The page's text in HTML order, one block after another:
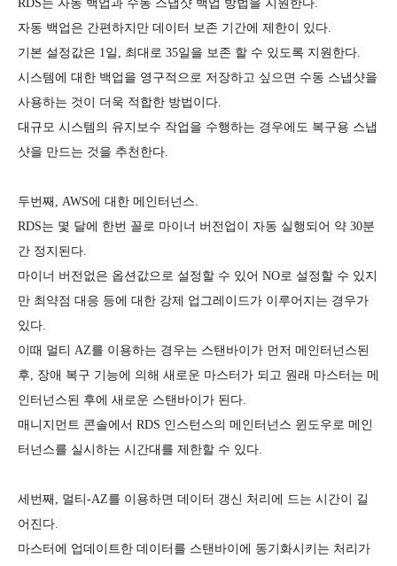
RDS는 자동 백업과 수동 스냅샷 백업 방법을 지원한다.
자동 백업은 간편하지만 데이터 보존 기간에 제한이 있다.
기본 설정값은 1일, 최대로 35일을 보존 할 수 있도록 지원한다.
시스템에 대한 백업을 영구적으로 저장하고 싶으면 수동 스냅샷을
사용하는 것이 더욱 적합한 방법이다.
대규모 시스템의 유지보수 작업을 수행하는 경우에도 복구용 스냅
샷을 만드는 것을 추천한다.
두번째, AWS에 대한 메인터넌스.
RDS는 몇 달에 한번 꼴로 마이너 버전업이 자동 실행되어 약 30분
간 정지된다.
마이너 버전없은 옵션값으로 설정할 수 있어 NO로 설정할 수 있지
만 최약점 대응 등에 대한 강제 업그레이드가 이루어지는 경우가
있다.
이때 멀티 AZ를 이용하는 경우는 스탠바이가 먼저 메인터넌스된
후, 장애 복구 기능에 의해 새로운 마스터가 되고 원래 마스터는 메
인터넌스된 후에 새로운 스탠바이가 된다.
매니지먼트 콘솔에서 RDS 인스턴스의 메인터넌스 윈도우로 메인
터넌스를 실시하는 시간대를 제한할 수 있다.
세번째, 멀티-AZ를 이용하면 데이터 갱신 처리에 드는 시간이 길
어진다.
마스터에 업데이트한 데이터를 스탠바이에 동기화시키는 처리가